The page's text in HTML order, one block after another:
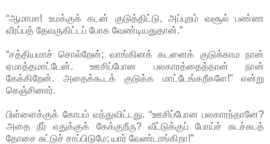
“ஆமாமா! உமக்குக் கடன் குடுத்திட்டு, அப்புறம் வசூல் பண்ண
வீரப்பத் தேவருகிட்டப் போக வேண்டியதுதான்.”
“சத்தியமாச் சொல்றேன்; வாங்கினக் கடனைக் குடுக்காம நான்
ஏமாத்தமாட்டேன். ஊசிப்போன பலகாரத்தைத்தான் நான்
கேக்கிறேன். அதைக்கூடக் குடுக்க மாட்டேங்கறீகளே!” என்று
கெஞ்சினார்.
பிள்ளைக்குக் கோபம் வந்துவிட்டது. “ஊசிப்போன பலகாரந்தானே?
அதை நீர் எதுக்குக் கேக்குறீரு? வீட்டுக்குப் போய்ச் சுடச்சுடத்
தோசை சுட்டுச் சாப்பிடுமே; யார் வேண்டாங்கிறா!”